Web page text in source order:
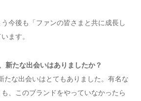
今後も「ファンの皆さまと共に成長し
ます。
新たな出会いはありましたか？
たな出会いはとてもありました。有名な
、このブランドをやっていなかったら